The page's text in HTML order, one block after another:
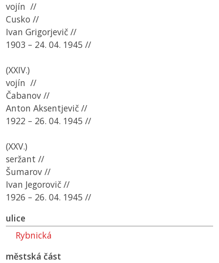
vojín //
Cusko //
Ivan Grigorjevič //
1903 – 24. 04. 1945 //
(XXIV.)
vojín //
Čabanov //
Anton Aksentjevič //
1922 – 26. 04. 1945 //
(XXV.)
seržant //
Šumarov //
Ivan Jegorovič //
1926 – 26. 04. 1945 //
ulice
Rybnická
městská část